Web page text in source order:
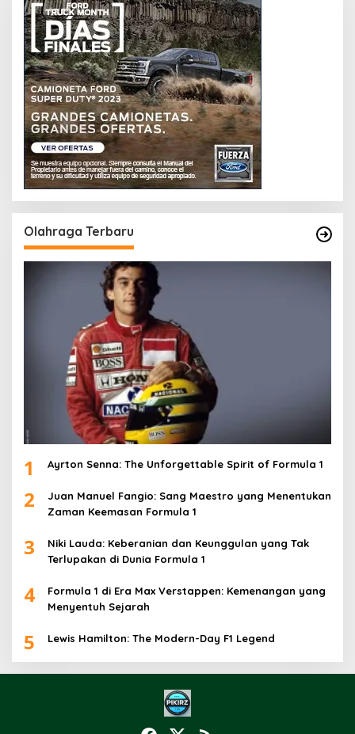
Olahraga Terbaru
1 Ayrton Senna: The Unforgettable Spirit of Formula 1
2
Juan Manuel Fangio: Sang Maestro yang Menentukan
Zaman Keemasan Formula 1
3
Niki Lauda: Keberanian dan Keunggulan yang Tak
Terlupakan di Dunia Formula 1
4
Formula 1 di Era Max Verstappen: Kemenangan yang
Menyentuh Sejarah
5 Lewis Hamilton: The Modern-Day F1 Legend